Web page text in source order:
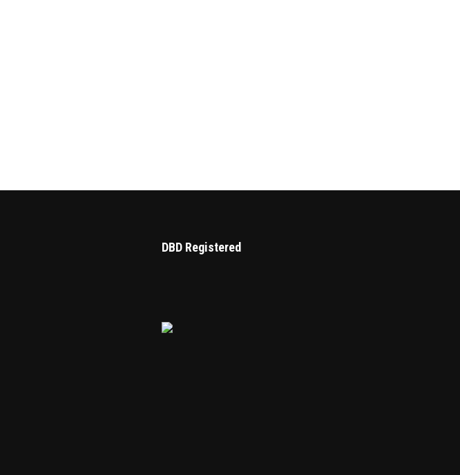
DBD Registered